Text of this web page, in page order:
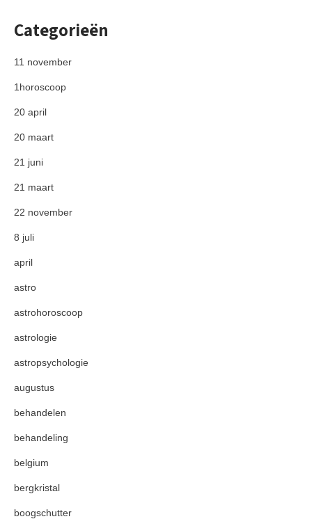
Categorieën
11 november
1horoscoop
20 april
20 maart
21 juni
21 maart
22 november
8 juli
april
astro
astrohoroscoop
astrologie
astropsychologie
augustus
behandelen
behandeling
belgium
bergkristal
boogschutter